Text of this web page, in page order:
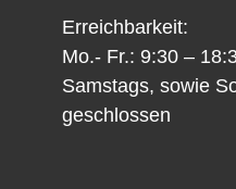
Erreichbarkeit:
Mo.- Fr.: 9:30 –
Samstags, sowie
geschlossen